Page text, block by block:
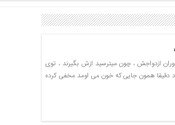
ازدواجش ، چون میترسید ازش بگیرند ، توی
دقیقا همون جایی که خون می اومد مخفی کرده